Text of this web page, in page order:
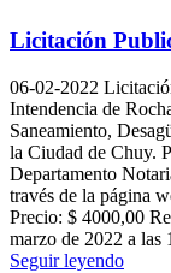
Licitación
06-02-2022
Intendencia de
Saneamiento,
la Ciudad de Chuy.
Departamento
través de la página
Precio: $ 4000,00
marzo de 2022 a las
Seguir leyendo